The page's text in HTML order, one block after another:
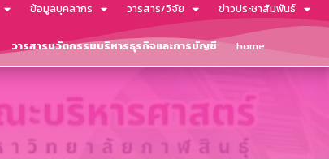
ข้อมูลบุคลากร วารสาร/วิจัย ข่าวประชาสัมพันธ์
วารสารนวัตกรรมบริหารธุรกิจและการบัญชี home